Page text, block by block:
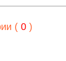
( 0 )